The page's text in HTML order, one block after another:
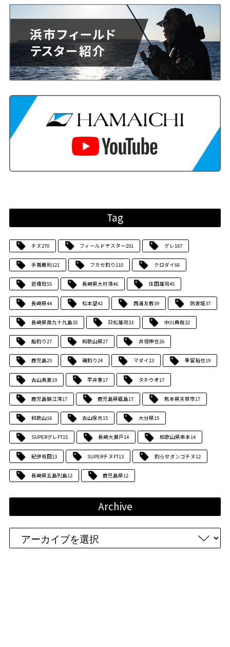
Tag
チヌ270 フィールドテスター201 グレ167
手嶌義則121 フカセ釣り110 クロダイ66
岩橋稔55 長崎県大村湾46 住田雄司45
長崎県44 松本望42 西浦友教39 防波堤37
長崎県南九十九島35 只松雄司33 中川典哉32
船釣り27 和歌山県27 井垣伸也26
鹿児島25 磯釣り24 マダイ23 重留裕也19
古山真美19 平井憲17 タチウオ17
鹿児島錦江湾17 鹿児島県甑島17 熊本県天草市17
和歌山16 古山保元15 大分県15
SUPERグレFT15 長崎大瀬戸14 和歌山県串本14
紀伊有田13 SUPERチヌFT13 釣らせダンゴチヌ 12
長崎県五島列島12 鹿児島県12
Archive